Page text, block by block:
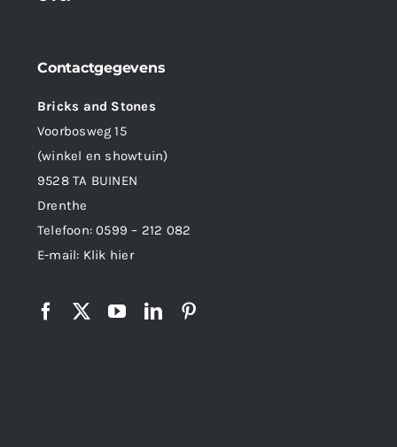
Contactgegevens
Bricks and Stones
Voorbosweg 15
(winkel en showtuin)
9528 TA BUINEN
Drenthe
Telefoon:0599 – 212 082
E-mail: Klik hier